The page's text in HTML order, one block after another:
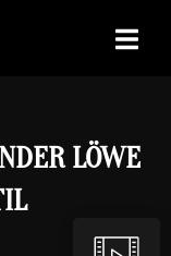
LÖWE